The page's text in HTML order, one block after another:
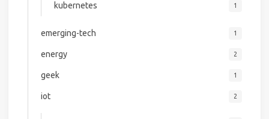
kubernetes 1
emerging-tech 1
energy 2
geek 1
iot 2